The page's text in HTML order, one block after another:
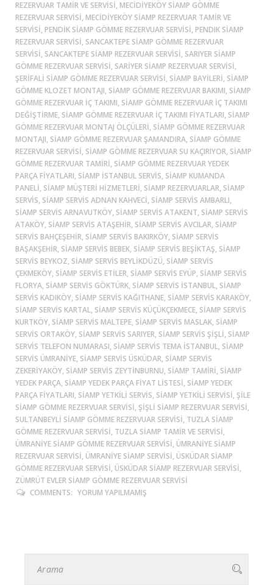
REZERVUAR TAMIR VE SERVISI, MECIDIYEKÖY SIAMP GÖMME
REZERVUAR SERVISI, MECIDIYEKÖY SIAMP REZERVUAR TAMIR VE
SERVISI, PENDIK SIAMP GÖMME REZERVUAR SERVISI, PENDIK SIAMP
REZERVUAR SERVISI, SANCAKTEPE SIAMP GÖMME REZERVUAR
SERVISI, SANCAKTEPE SIAMP REZERVUAR SERVISI, SARIYER SIAMP
GÖMME REZERVUAR SERVISI, SARIYER SIAMP REZERVUAR SERVISI,
ŞERIFALI SIAMP GÖMME REZERVUAR SERVISI, SIAMP BAYILERI, SIAMP
GÖMME KLOZET MONTAJI, SIAMP GÖMME REZERVUAR BAKIMI, SIAMP
GÖMME REZERVUAR İÇ TAKIMI, SIAMP GÖMME REZERVUAR İÇ TAKIMI
DEĞIŞTIRME, SIAMP GÖMME REZERVUAR İÇ TAKIMI FIYATLARI, SIAMP
GÖMME REZERVUAR MONTAJ ÖLÇÜLERI, SIAMP GÖMME REZERVUAR
MONTAJI, SIAMP GÖMME REZERVUAR ŞAMANDIRA, SIAMP GÖMME
REZERVUAR SERVISI, SIAMP GÖMME REZERVUAR SU KAÇIRIYOR, SIAMP
GÖMME REZERVUAR TAMIRI, SIAMP GÖMME REZERVUAR YEDEK
PARÇA FIYATLARI, SIAMP ISTANBUL SERVIS, SIAMP KUMANDA
PANELI, SIAMP MÜŞTERI HIZMETLERI, SIAMP REZERVUARLAR, SIAMP
SERVIS, SIAMP SERVIS ADNAN KAHVECI, SIAMP SERVIS AMBARLI,
SIAMP SERVIS ARNAVUTKÖY, SIAMP SERVIS ATAKENT, SIAMP SERVIS
ATAKÖY, SIAMP SERVIS ATAŞEHIR, SIAMP SERVIS AVCILAR, SIAMP
SERVIS BAHÇEŞEHIR, SIAMP SERVIS BAKIRKÖY, SIAMP SERVIS
BAŞAKŞEHIR, SIAMP SERVIS BEBEK, SIAMP SERVIS BEŞIKTAŞ, SIAMP
SERVIS BEYKOZ, SIAMP SERVIS BEYLIKDÜZÜ, SIAMP SERVIS
ÇEKMEKÖY, SIAMP SERVIS ETILER, SIAMP SERVIS EYÜP, SIAMP SERVIS
FLORYA, SIAMP SERVIS GÖKTÜRK, SIAMP SERVIS ISTANBUL, SIAMP
SERVIS KADIKÖY, SIAMP SERVIS KAĞITHANE, SIAMP SERVIS KARAKÖY,
SIAMP SERVIS KARTAL, SIAMP SERVIS KÜÇÜKÇEKMECE, SIAMP SERVIS
KURTKÖY, SIAMP SERVIS MALTEPE, SIAMP SERVIS MASLAK, SIAMP
SERVIS ORTAKÖY, SIAMP SERVIS SARIYER, SIAMP SERVIS ŞIŞLI, SIAMP
SERVIS TELEFON NUMARASI, SIAMP SERVIS TEMA ISTANBUL, SIAMP
SERVIS ÜMRANIYE, SIAMP SERVIS ÜSKÜDAR, SIAMP SERVIS
ZEKERIYAKÖY, SIAMP SERVIS ZEYTINBURNU, SIAMP TAMIRI, SIAMP
YEDEK PARÇA, SIAMP YEDEK PARÇA FIYAT LISTESI, SIAMP YEDEK
PARÇA FIYATLARI, SIAMP YETKILI SERVIS, SIAMP YETKILI SERVISI, ŞİLE
SIAMP GÖMME REZERVUAR SERVISI, ŞIŞLI SIAMP REZERVUAR SERVISI,
SULTANBEYLİ SIAMP GÖMME REZERVUAR SERVISI, TUZLA SIAMP
GÖMME REZERVUAR SERVISI, TUZLA SIAMP TAMIR VE SERVISI,
ÜMRANIYE SIAMP GÖMME REZERVUAR SERVISI, ÜMRANIYE SIAMP
REZERVUAR SERVISI, ÜMRANIYE SIAMP SERVISI, ÜSKÜDAR SIAMP
GÖMME REZERVUAR SERVISI, ÜSKÜDAR SIAMP REZERVUAR SERVISI,
ZÜMRÜT EVLER SIAMP GÖMME REZERVUAR SERVISI
COMMENTS: YORUM YAPILMAMIŞ